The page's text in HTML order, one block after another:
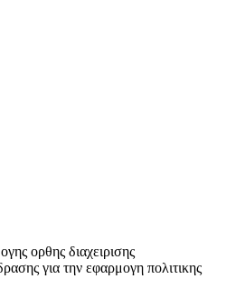
ορθης διαχειρισης
για την εφαρμογη πολιτικης